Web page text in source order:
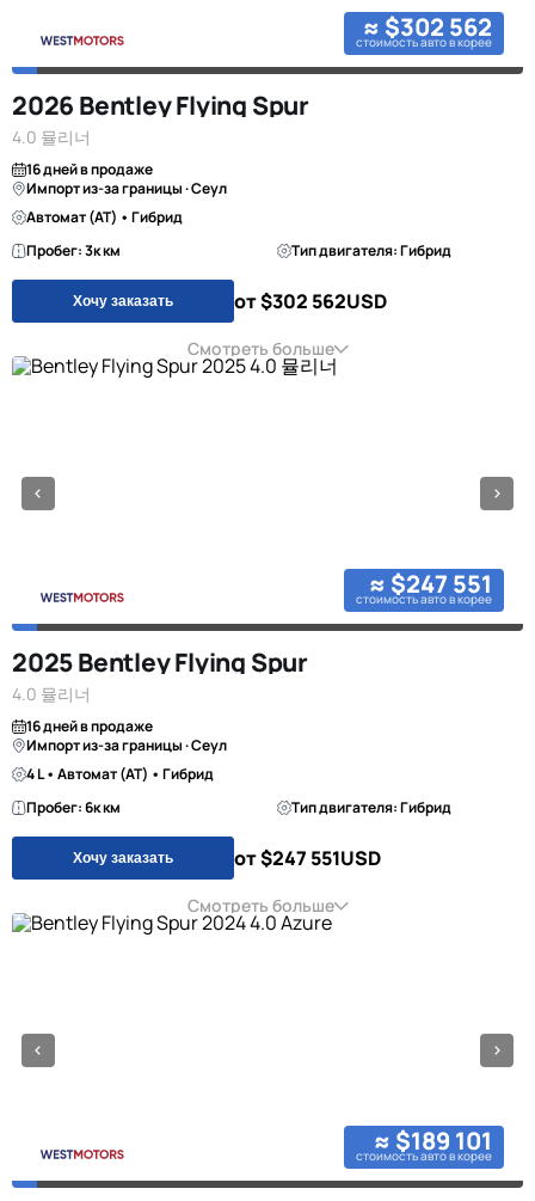
≈ $302 562
стоимость авто в корее
2026 Bentley Flying Spur
4.0 뮬리너
16 дней в продаже
Импорт из-за границы · Сеул
Автомат (AT) • Гибрид
Пробег: 3к км
Тип двигателя: Гибрид
Хочу заказать от $302 562USD
Смотреть больше
≈ $247 551
стоимость авто в корее
2025 Bentley Flying Spur
4.0 뮬리너
16 дней в продаже
Импорт из-за границы · Сеул
4 L • Автомат (AT) • Гибрид
Пробег: 6к км
Тип двигателя: Гибрид
Хочу заказать от $247 551USD
Смотреть больше
≈ $189 101
стоимость авто в корее